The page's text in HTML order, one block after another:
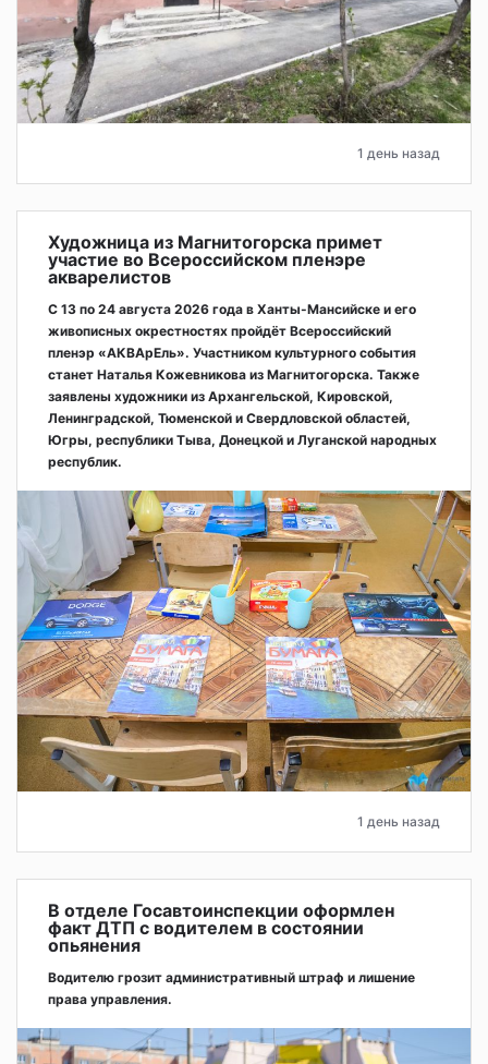
1 день назад
Художница из Магнитогорска примет
участие во Всероссийском пленэре
акварелистов
С 13 по 24 августа 2026 года в Ханты-Мансийске и его
живописных окрестностях пройдёт Всероссийский
пленэр «АКВАрЕль». Участником культурного события
станет Наталья Кожевникова из Магнитогорска. Также
заявлены художники из Архангельской, Кировской,
Ленинградской, Тюменской и Свердловской областей,
Югры, республики Тыва, Донецкой и Луганской народных
республик.
1 день назад
В отделе Госавтоинспекции оформлен
факт ДТП с водителем в состоянии
опьянения
Водителю грозит административный штраф и лишение
права управления.